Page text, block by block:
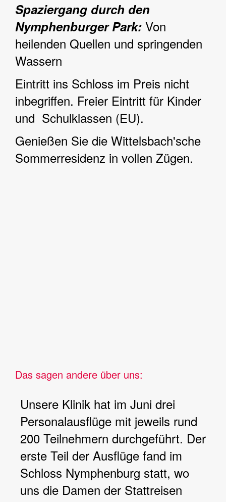
Spaziergang durch den
Nymphenburger Park: Von
heilenden Quellen und springenden
Wassern
Eintritt ins Schloss im Preis nicht
inbegriffen. Freier Eintritt für Kinder
und Schulklassen (EU).
Genießen Sie die Wittelsbach'sche
Sommerresidenz in vollen Zügen.
Das sagen andere über uns:
Unsere Klinik hat im Juni drei
Personalausflüge mit jeweils rund
200 Teilnehmern durchgeführt. Der
erste Teil der Ausflüge fand im
Schloss Nymphenburg statt, wo
uns die Damen der Stattreisen